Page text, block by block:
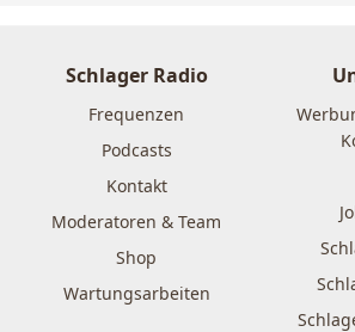
Schlager Radio
Frequenzen
Podcasts
Kontakt
Moderatoren & Team
Shop
Wartungsarbeiten